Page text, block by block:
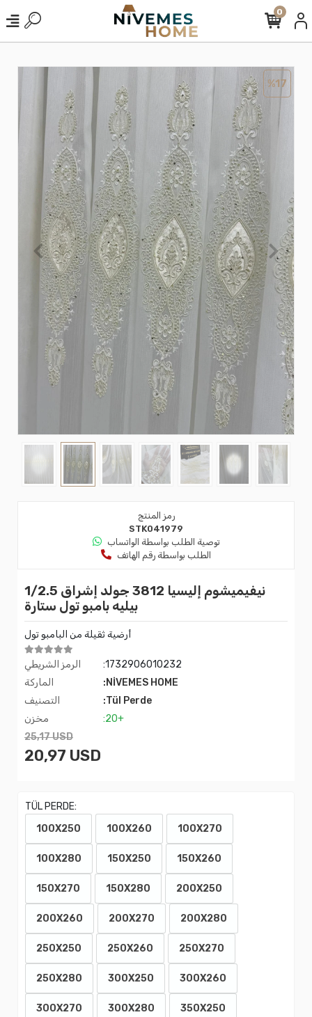
0
%17
رمز المنتج
STK041979
توصية الطلب بواسطة الواتساب
الطلب بواسطة رقم الهاتف
نيفيميشوم إليسيا 3812 جولد إشراق 1/2.5
بيليه بامبو تول ستارة
أرضية ثقيلة من البامبو تول
الرمز الشريطي
:1732906010232
الماركة
:NİVEMES HOME
التصنيف
:Tül Perde
مخزن
:20+
25,17 USD
20,97 USD
TÜL PERDE:
100X250
100X260 100X270
100X280 150X250 150X260
150X270 150X280 200X250
200X260 200X270 200X280
250X250 250X260 250X270
250X280 300X250 300X260
300X270 300X280 350X250